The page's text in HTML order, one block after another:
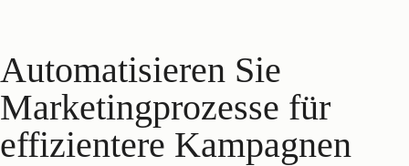
Automatisieren Sie
Marketingprozesse für
effizientere Kampagnen